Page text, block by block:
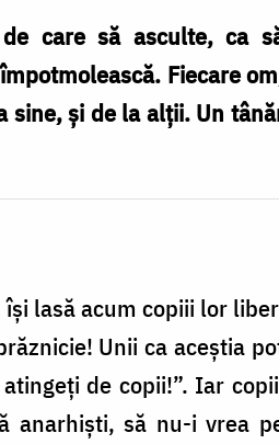
care să asculte, ca
Fiecare
sine, şi de la alţii. Un
îşi lasă acum copiii lor
Unii ca aceştia
de copii!”. Iar
anarhişti, să nu-i vrea